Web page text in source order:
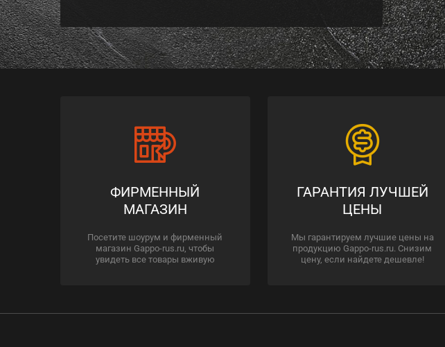
ФИРМЕННЫЙ
МАГАЗИН
Посетите шоурум и фирменный
магазин Gappo-rus.ru, чтобы
увидеть все товары вживую
ГАРАНТИЯ ЛУЧШЕЙ
ЦЕНЫ
Мы гарантируем лучшие цены на
продукцию Gappo-rus.ru. Снизим
цену, если найдете дешевле!